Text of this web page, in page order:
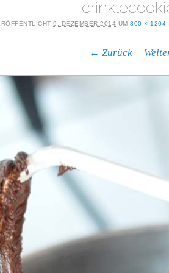
9. DEZEMBER 2014 UM 800 × 1204
← Zurück